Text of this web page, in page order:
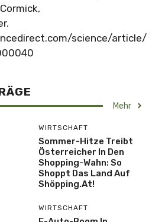
science/article/
Mehr
WIRTSCHAFT
Sommer-Hitze Treibt
Österreicher In Den
Shopping-Wahn: So
Shoppt Das Land Auf
Shöpping.at!
WIRTSCHAFT